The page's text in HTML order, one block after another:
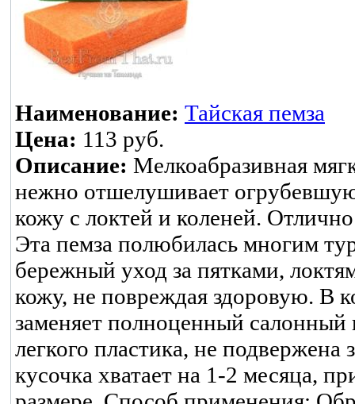
Наименование: Тайская пемза
Цена: 113 руб.
Описание: Мелкоабразивная
нежно отшелушивает
кожу с локтей и коленей.
Эта пемза полюбилась многим
бережный уход за пятками,
кожу, не повреждая здоровую. В
заменяет полноценный салонный
легкого пластика, не
кусочка хватает на 1-2 месяца,